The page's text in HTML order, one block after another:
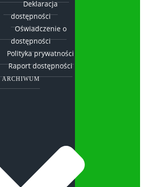
Deklaracja
dostępności
Oświadczenie o
dostępności
Polityka prywatności
Raport dostępności
ARCHIWUM